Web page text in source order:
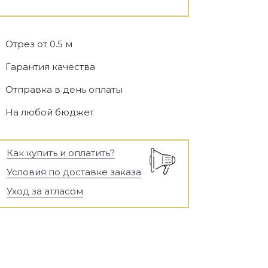
Отрез от 0.5 м
Гарантия качества
Отправка в день оплаты
На любой бюджет
Как купить и оплатить?
Условия по доставке заказа
Уход за атласом